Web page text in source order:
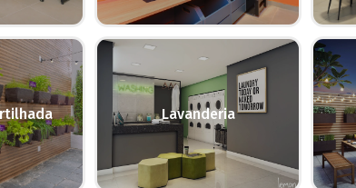
Lavanderia